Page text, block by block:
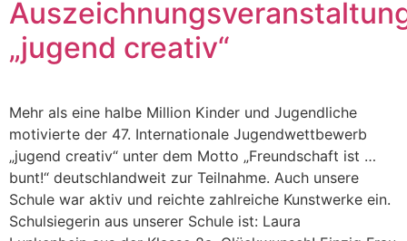
„jugend creativ“
Mehr als eine halbe Million Kinder und Jugendliche
motivierte der 47. Internationale Jugendwettbewerb
„jugend creativ“ unter dem Motto „Freundschaft ist …
bunt!“ deutschlandweit zur Teilnahme. Auch unsere
Schule war aktiv und reichte zahlreiche Kunstwerke ein.
Schulsiegerin aus unserer Schule ist: Laura